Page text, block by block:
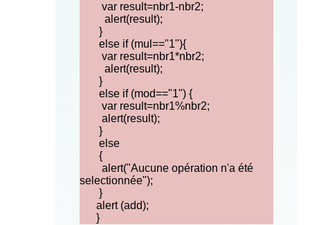
var result=nbr1-nbr2;
alert(result);
}
else if (mul=="1"){
var result=nbr1*nbr2;
alert(result);
}
else if (mod=="1") {
var result=nbr1%nbr2;
alert(result);
}
else
{
alert("Aucune opération n'a été
selectionnée");
}
alert (add);
}